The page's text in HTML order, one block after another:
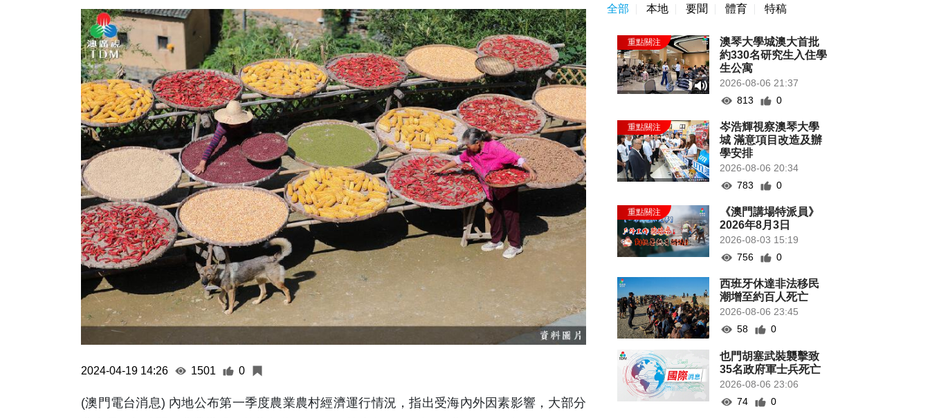
2024-04-19 14:26 1501 0
(澳門電台消息) 內地公布第一季度農業農村經濟運行情況，指出受海內外因素影響，大部分
全部 本地 要聞 體育 特稿
澳琴大學城澳大首批
約330名研究生入住學
生公寓
2026-08-06 21:37
813
0
岑浩輝視察澳琴大學
城 滿意項目改造及辦
學安排
2026-08-06 20:34
783
0
《澳門講場特派員》
2026年8月3日
2026-08-03 15:19
756
0
西班牙休達非法移民
潮增至約百人死亡
2026-08-06 23:45
58
0
也門胡塞武裝襲擊致
35名政府軍士兵死亡
2026-08-06 23:06
74
0